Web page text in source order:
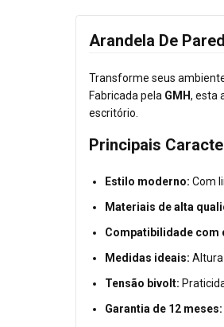
Arandela De
Transforme seus
Fabricada pela GMH, esta
escritório.
Principais
Estilo moderno: Com
Materiais de alta
Compatibilidade com
Medidas ideais:
Tensão bivolt:
Garantia de 12 meses: